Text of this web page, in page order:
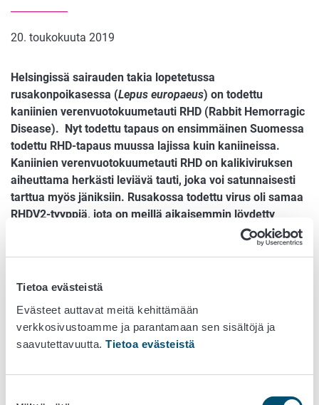
Tietoa evästeistä
Evästeet auttavat meitä kehittämään
verkkosivustoamme ja parantamaan sen sisältöjä ja
saavutettavuutta. Tietoa evästeistä
20. toukokuuta 2019
Helsingissä sairauden takia lopetetussa
rusakonpoikasessa (Lepus europaeus) on todettu
kaniinien verenvuotokuumetauti RHD (Rabbit Hemorragic
Disease). Nyt todettu tapaus on ensimmäinen Suomessa
todettu RHD-tapaus muussa lajissa kuin kaniineissa.
Kaniinien verenvuotokuumetauti RHD on kalikiviruksen
aiheuttama herkästi leviävä tauti, joka voi satunnaisesti
tarttua myös jäniksiin. Rusakossa todettu virus oli samaa
RHDV2-tyyppiä, jota on meillä aikaisemmin löydetty
kaniineista. RHDV2 tunnetaan kyvystään sairastuttaa
myös muita jäniseläimiä kuin kaniineja. Virus ei tartu
Suomessa RHD todettiin ensimmäisen kerran Helsingissä
kuolleista luonnonvaraisista kaniineista keväällä 2016, ja
samana vuonna se todettiin myös lemmikkikaniinissa
Helsingissä. Oulussa virus todettiin lemmikkikaniinissa
lemmikkikaniineissa useilla eri paikkakunnilla. Nämä ovat
Ruokavirastossa varmistettuja tartuntoja. Todennäköisesti